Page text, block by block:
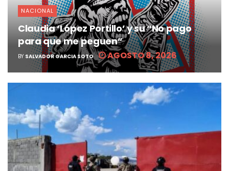
NACIONAL
Claudia ‘López Portillo’ y su “No pago
para que me peguen”
BY SALVADOR GARCIA SOTO AGOSTO 8, 2026